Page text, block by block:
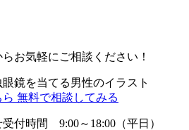
お気軽にご相談ください！
無料で相談してみる
受付時間 9:00～18:00（平日）